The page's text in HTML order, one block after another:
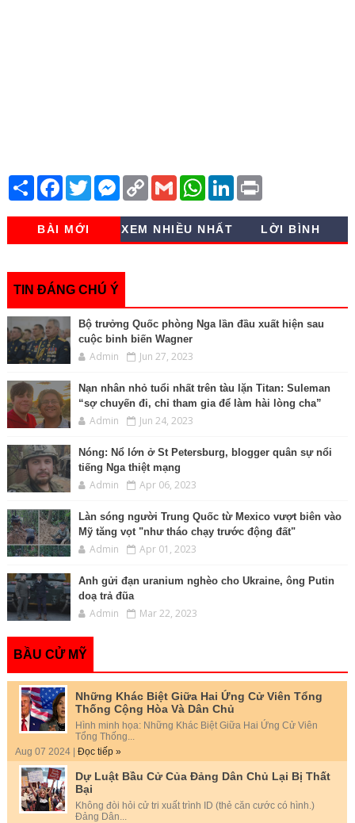
S
r
e
F
e
b
o
k
T
w
t
e
M
s
e
n
e
C
y
L
i
G
m
i
l
W
t
s
A
L
k
d
P
n
t
BÀI MỚI XEM NHIỀU NHẤT LỜI BÌNH
TIN ĐÁNG CHÚ Ý
Bộ trưởng Quốc phòng Nga lần đầu xuất hiện sau
cuộc binh biến Wagner
Admin Jun 27, 2023
Nạn nhân nhỏ tuổi nhất trên tàu lặn Titan: Suleman
“sợ chuyến đi, chỉ tham gia để làm hài lòng cha”
Admin Jun 24, 2023
Nóng: Nổ lớn ở St Petersburg, blogger quân sự nổi
tiếng Nga thiệt mạng
Admin Apr 06, 2023
Làn sóng người Trung Quốc từ Mexico vượt biên vào
Mỹ tăng vọt "như tháo chạy trước động đất"
Admin Apr 01, 2023
Anh gửi đạn uranium nghèo cho Ukraine, ông Putin
doạ trả đũa
Admin Mar 22, 2023
BẦU CỬ MỸ
Những Khác Biệt Giữa Hai Ứng Cử Viên Tổng
Thống Cộng Hòa Và Dân Chủ
Hình minh họa: Những Khác Biệt Giữa Hai Ứng Cử Viên
Tổng Thống...
Aug 07 2024 | Đọc tiếp »
Dự Luật Bầu Cử Của Đảng Dân Chủ Lại Bị Thất
Bại
Không đòi hỏi cử tri xuất trình ID (thẻ căn cước có hình.)
Đảng Dân...